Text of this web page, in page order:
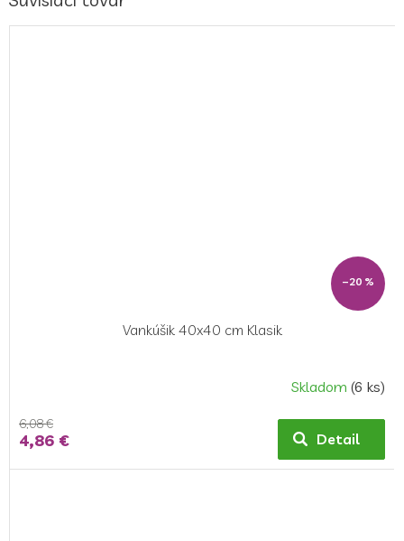
–20 %
Vankúšik 40x40 cm Klasik
Skladom (6 ks)
6,08 €
4,86 € Detail